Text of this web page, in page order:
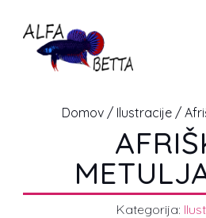
Domov/ Ilustracije/
Kategorija: